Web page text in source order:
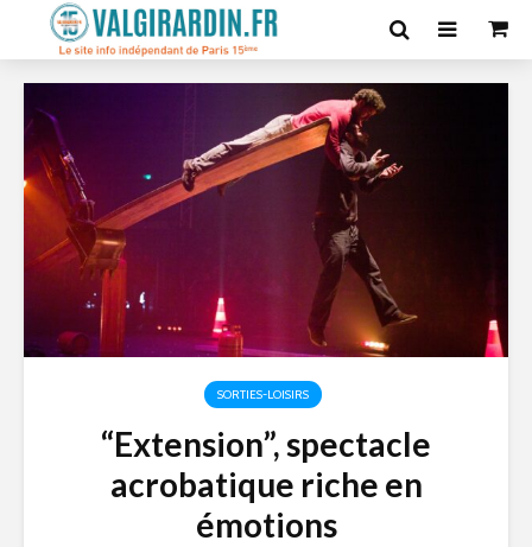
SORTIES-LOISIRS
“Extension”, spectacle
acrobatique riche en
émotions